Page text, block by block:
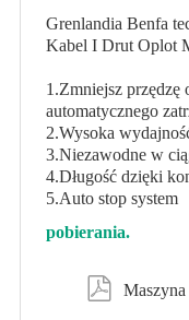
Grenlandia Benfa
Kabel I Drut Oplot
1.Zmniejsz przędzę
automatycznego
2.Wysoka
3.Niezawodne w
4.Długość dzięki
5.Auto stop system
pobierania.
